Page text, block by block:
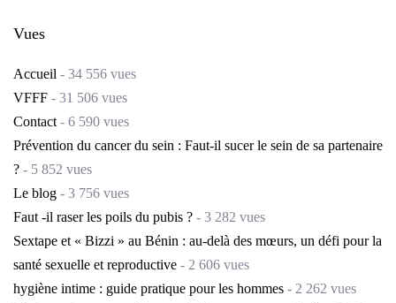
Vues
Accueil - 34 556 vues
VFFF - 31 506 vues
Contact - 6 590 vues
Prévention du cancer du sein : Faut-il sucer le sein de sa partenaire
? - 5 852 vues
Le blog - 3 756 vues
Faut -il raser les poils du pubis ? - 3 282 vues
Sextape et « Bizzi » au Bénin : au-delà des mœurs, un défi pour la
santé sexuelle et reproductive - 2 606 vues
hygiène intime : guide pratique pour les hommes - 2 262 vues